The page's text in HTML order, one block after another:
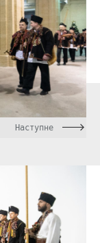
Наступне